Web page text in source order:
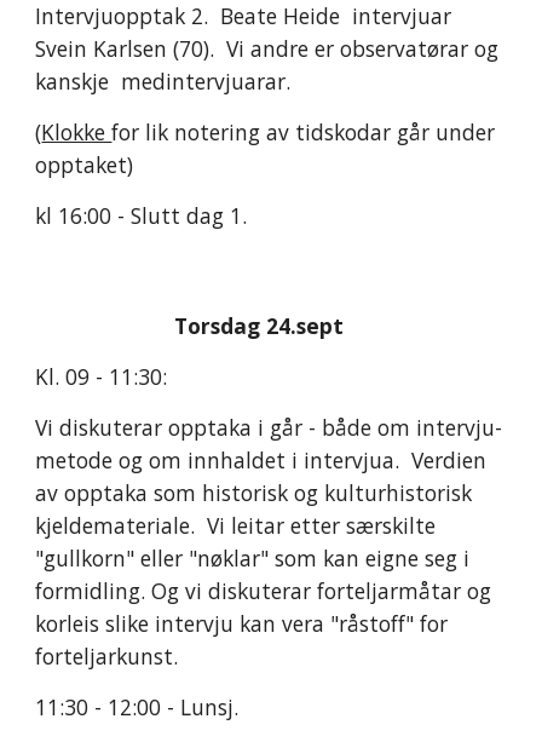
Intervjuopptak 2.  Beate Heide  intervjuar
Svein Karlsen (70).  Vi andre er observatørar og
kanskje  medintervjuarar.
(Klokke for lik notering av tidskodar går under
opptaket)
kl 16:00 - Slutt dag 1.
Torsdag 24.sept
Kl. 09 - 11:30:
Vi diskuterar opptaka i går - både om intervju-
metode og om innhaldet i intervjua.  Verdien
av opptaka som historisk og kulturhistorisk
kjeldemateriale.  Vi leitar etter særskilte
"gullkorn" eller "nøklar" som kan eigne seg i
formidling. Og vi diskuterar forteljarmåtar og
korleis slike intervju kan vera "råstoff" for
forteljarkunst.
11:30 - 12:00 - Lunsj.